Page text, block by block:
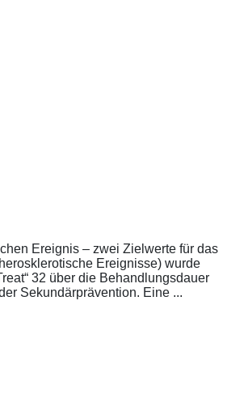
Ereignis – zwei Zielwerte für das
Ereignisse) wurde
32 über die Behandlungsdauer
Sekundärprävention. Eine ...